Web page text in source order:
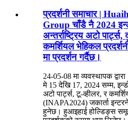
प्रदर्शनी समाचार |
Group चाँडै नै 2024
अन्तर्राष्ट्रिय अटो
कमर्शियल भेहिकल
मा प्रदर्शन गर्दैछ।
24-05-08 मा व्यवस्थापक द्वारा
मे 15 देखि 17, 2024 सम्म,
अटो पार्ट्स, टू-व्हीलर, र
(INAPA2024) जकार्ता
हुनेछ। हुआइहाई होल्डिङ्स